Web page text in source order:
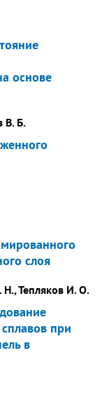
основе
В. Б.
слоя
Тепляков И. О.
при
в